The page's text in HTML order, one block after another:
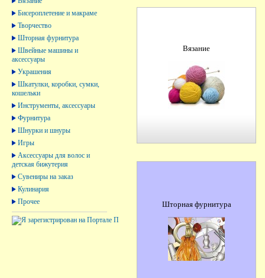
Бисероплетение и макраме
Творчество
Шторная фурнитура
Швейные машины и
аксессуары
Украшения
Шкатулки, коробки, сумки,
кошельки
Инструменты, аксессуары
Фурнитура
Шнурки и шнуры
Игры
Аксессуары для волос и
детская бижутерия
Сувениры на заказ
Кулинария
Прочее
Вязание
Шторная фурнитура